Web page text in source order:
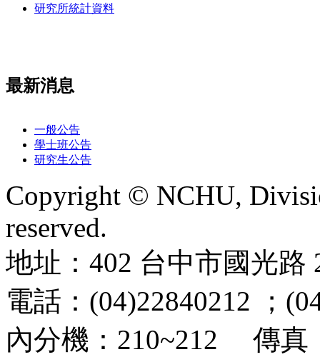
研究所統計資料
最新消息
一般公告
學士班公告
研究生公告
Copyright © NCHU,
reserved.
地址：402 台中市國光路
電話：(04)22840212 ；
內分機：210~212 傳